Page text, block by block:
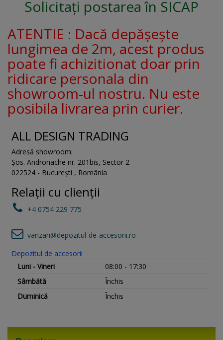
Solicitați postarea în SICAP
ATENTIE : Dacă depășește
lungimea de 2m, acest produs
poate fi achizitionat doar prin
ridicare personala din
showroom-ul nostru. Nu este
posibila livrarea prin curier.
ALL DESIGN TRADING
Adresă showroom:
Șos. Andronache nr. 201bis, Sector 2
022524 - București , România
Relații cu clienții
+4 0754 229 775
vanzari@depozitul-de-accesorii.ro
Depozitul de accesorii
Luni - Vineri
08:00 - 17:30
Sâmbătă
Închis
Duminică
Închis